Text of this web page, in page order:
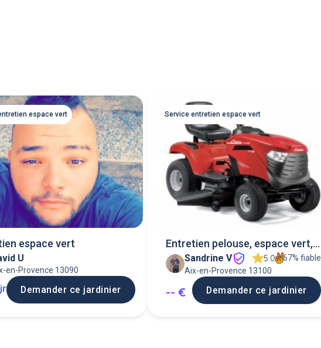
espace vert
espace vert
U
en-Provence 13090
jr Demander ce jardinier
Service entretien espace vert
Entretien pelouse, espace vert,
haies ..Sandrine V 5.0
67% fiable
Aix-en-Provence 13100
-- € Demander ce jardinier